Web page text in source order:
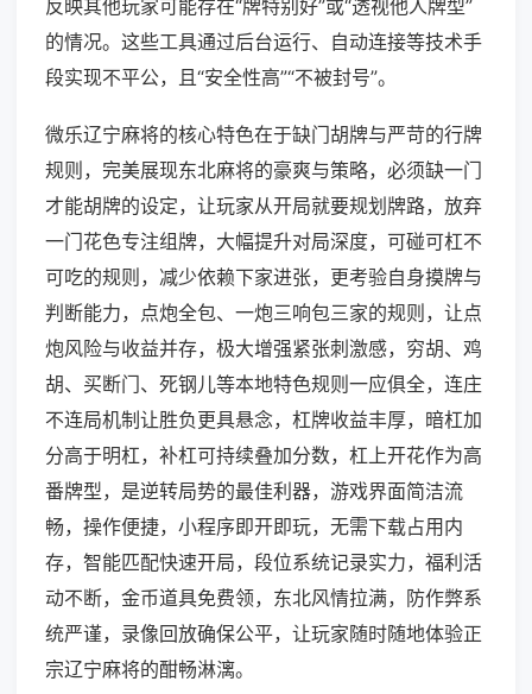
反映其他玩家可能存在“牌特别好”或“透视他人牌型”
的情况。这些工具通过后台运行、自动连接等技术手
段实现不平公，且“安全性高”“不被封号”。
微乐辽宁麻将的核心特色在于缺门胡牌与严苛的行牌
规则，完美展现东北麻将的豪爽与策略，必须缺一门
才能胡牌的设定，让玩家从开局就要规划牌路，放弃
一门花色专注组牌，大幅提升对局深度，可碰可杠不
可吃的规则，减少依赖下家进张，更考验自身摸牌与
判断能力，点炮全包、一炮三响包三家的规则，让点
炮风险与收益并存，极大增强紧张刺激感，穷胡、鸡
胡、买断门、死钢儿等本地特色规则一应俱全，连庄
不连局机制让胜负更具悬念，杠牌收益丰厚，暗杠加
分高于明杠，补杠可持续叠加分数，杠上开花作为高
番牌型，是逆转局势的最佳利器，游戏界面简洁流
畅，操作便捷，小程序即开即玩，无需下载占用内
存，智能匹配快速开局，段位系统记录实力，福利活
动不断，金币道具免费领，东北风情拉满，防作弊系
统严谨，录像回放确保公平，让玩家随时随地体验正
宗辽宁麻将的酣畅淋漓。